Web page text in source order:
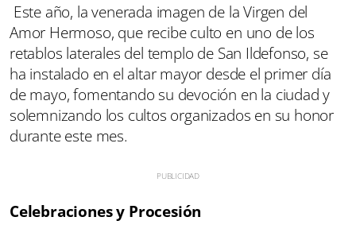
Este año, la venerada imagen de la Virgen del
Amor Hermoso, que recibe culto en uno de los
retablos laterales del templo de San Ildefonso, se
ha instalado en el altar mayor desde el primer día
de mayo, fomentando su devoción en la ciudad y
solemnizando los cultos organizados en su honor
durante este mes.
Celebraciones y Procesión